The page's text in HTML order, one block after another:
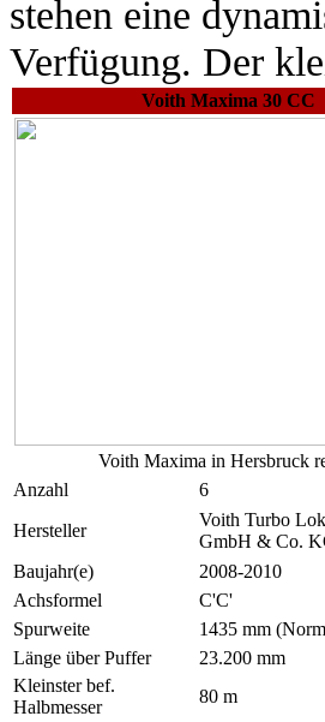
stehen eine
Verfügung. Der
Voith Maxima 30 CC
Voith Maxima in Hersbruck
Anzahl
6
Hersteller
Voith Turbo
GmbH & Co.
Baujahr(e)
2008-2010
Achsformel
C'C'
Spurweite
1435 mm
Länge über Puffer
23.200 mm
Kleinster bef.
Halbmesser
80 m